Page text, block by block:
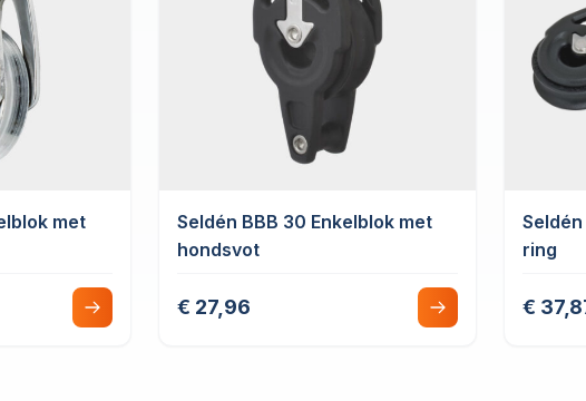
met
Seldén BBB 30 Enkelblok met
hondsvot
€ 27,96
ring
€